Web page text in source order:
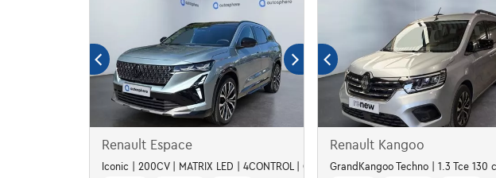
Renault Espace
Iconic | 200CV | MATRIX LED | 4CONTROL | CUIR | SOLARBAY |
Renault Kangoo
GrandKangoo Techno | 1.3 Tce